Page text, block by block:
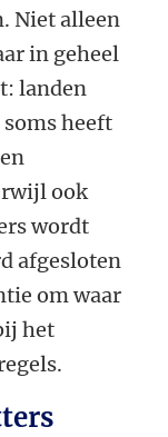
Niet alleen
in geheel
landen
heeft
ook
wordt
afgesloten
om waar
het